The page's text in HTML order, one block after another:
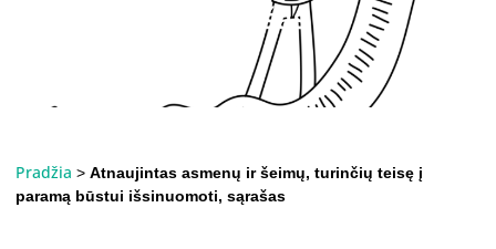
išsinuomoti, sąrašas
Pradžia > Atnaujintas asmenų ir šeimų, turinčių teisę į
paramą būstui išsinuomoti, sąrašas